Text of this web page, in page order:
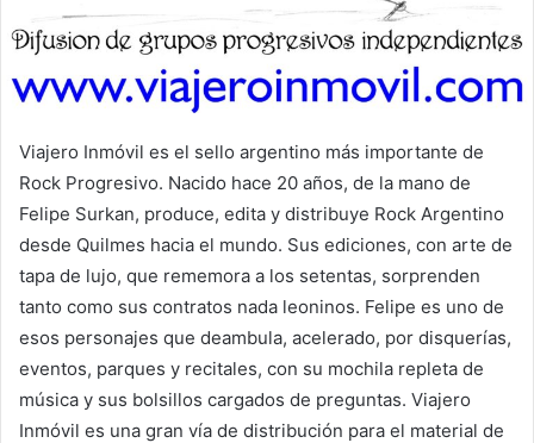
Viajero Inmóvil es el sello argentino más importante de
Rock Progresivo. Nacido hace 20 años, de la mano de
Felipe Surkan, produce, edita y distribuye Rock Argentino
desde Quilmes hacia el mundo. Sus ediciones, con arte de
tapa de lujo, que rememora a los setentas, sorprenden
tanto como sus contratos nada leoninos. Felipe es uno de
esos personajes que deambula, acelerado, por disquerías,
eventos, parques y recitales, con su mochila repleta de
música y sus bolsillos cargados de preguntas. Viajero
Inmóvil es una gran vía de distribución para el material de